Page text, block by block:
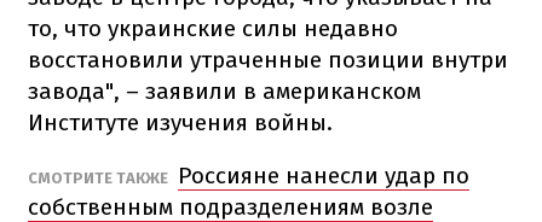
то, что украинские силы недавно
восстановили утраченные позиции внутри
завода", – заявили в американском
Институте изучения войны.
СМОТРИТЕ ТАКЖЕ
Россияне нанесли удар по
собственным подразделениям возле